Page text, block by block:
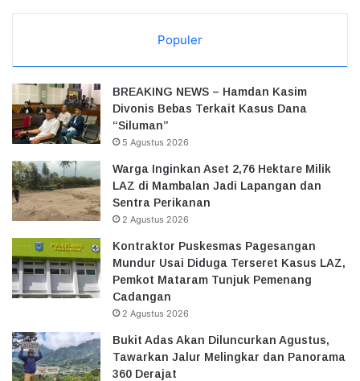
Populer
BREAKING NEWS – Hamdan Kasim
Divonis Bebas Terkait Kasus Dana
“Siluman”
5 Agustus 2026
Warga Inginkan Aset 2,76 Hektare Milik
LAZ di Mambalan Jadi Lapangan dan
Sentra Perikanan
2 Agustus 2026
Kontraktor Puskesmas Pagesangan
Mundur Usai Diduga Terseret Kasus LAZ,
Pemkot Mataram Tunjuk Pemenang
Cadangan
2 Agustus 2026
Bukit Adas Akan Diluncurkan Agustus,
Tawarkan Jalur Melingkar dan Panorama
360 Derajat